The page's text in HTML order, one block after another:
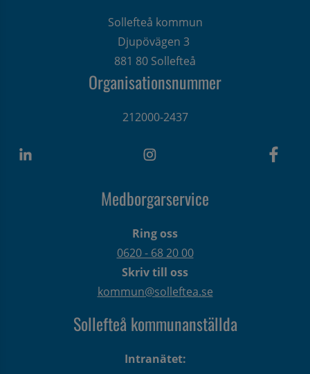
Sollefteå kommun
Djupövägen 3
881 80 Sollefteå
Organisationsnummer
212000-2437
Medborgarservice
Ring oss
0620 - 68 20 00
Skriv till oss
kommun@solleftea.se
Sollefteå kommunanställda
Intranätet: